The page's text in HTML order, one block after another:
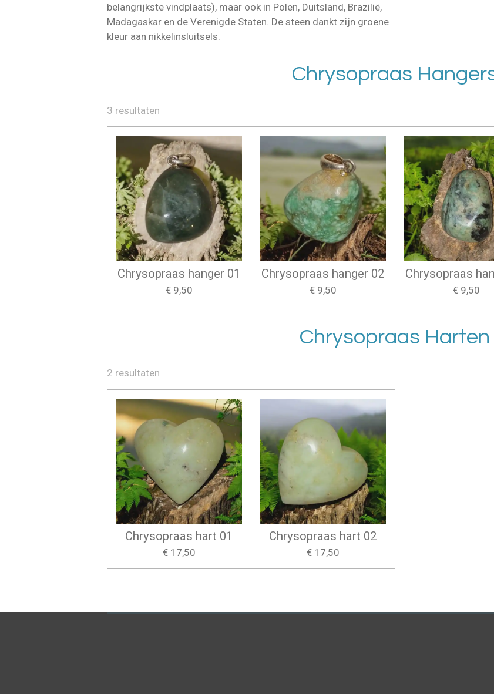
belangrijkste vindplaats), maar ook in Polen, Duitsland, Brazilië,
Madagaskar en de Verenigde Staten. De steen dankt zijn groene
kleur aan nikkelinsluitsels.
Chrysopraas
3 resultaten
Chrysopraas hanger 01
€ 9,50
Chrysopraas hanger 02
€ 9,50
Chrysopraas
€ 9,50
Chrysopraas Harten
2 resultaten
Chrysopraas hart 01
€ 17,50
Chrysopraas hart 02
€ 17,50